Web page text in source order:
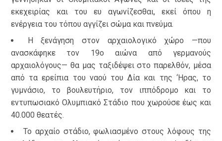
εκεχειρίας και του ευ αγωνίζεσθαι, εκεί όπου η
ενέργεια του τόπου αγγίζει σώμα και πνεύμα.
Η ξενάγηση στον αρχαιολογικό χώρο —που
ανασκάφηκε τον 19ο αιώνα από γερμανούς
αρχαιολόγους— θα μας ταξιδέψει στο παρελθόν, μέσα
από τα ερείπια του ναού του Δία και της ‘Ηρας, το
γυμνάσιο, το βουλευτήριο, τον ιππόδρομο και το
εντυπωσιακό Ολυμπιακό Στάδιο που χωρούσε έως και
40.000 θεατές.
Το αρχαίο στάδιο, φωλιασμένο στους λόφους της